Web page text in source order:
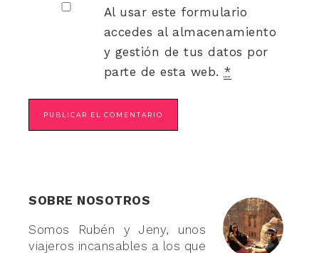
Al usar este formulario
accedes al almacenamiento
y gestión de tus datos por
parte de esta web. *
SOBRE NOSOTROS
Somos Rubén y Jeny, unos
viajeros incansables a los que